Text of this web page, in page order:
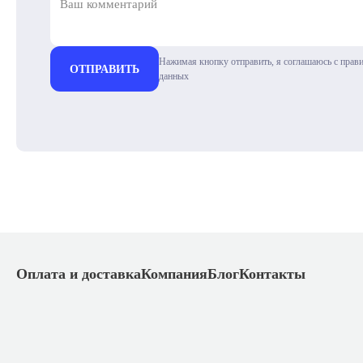
ОТПРАВИТЬ
Нажимая кнопку отправить, я соглашаюсь с
данных
Оплата и доставкаКомпанияБлогКонтакты